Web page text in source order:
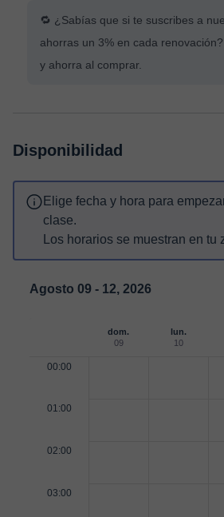
🔁 ¿Sabías que si te suscribes a
ahorras un 3% en cada
y ahorra al comprar.
Disponibilidad
Elige fecha y hora para
clase.
Los horarios se muestran en
Agosto 09 - 12, 2026
dom.
09
lun.
10
00:00
01:00
02:00
03:00